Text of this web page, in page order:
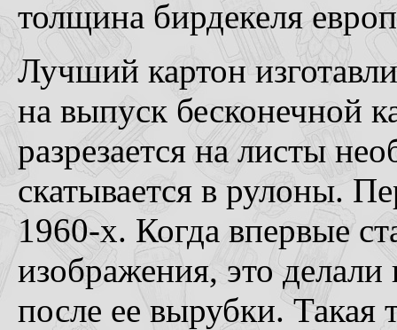
толщина бирдекеля
Лучший картон
на выпуск бесконечной
разрезается на листы
скатывается в рулоны.
1960-х. Когда впервые
изображения, это
после ее вырубки. Такая